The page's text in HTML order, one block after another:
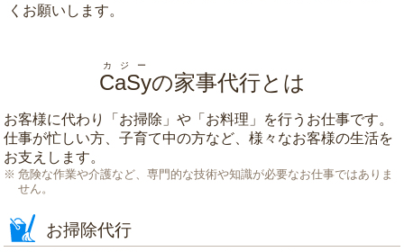
くお願いします。
CaSy
カジー
の家事代行とは
お客様に代わり「 お掃除 」や「 お料理 」を行うお仕事です。
仕事が忙しい方、子育て中の方など、様々なお客様の生活を
お支えします。
危険な作業や介護など、専門的な技術や知識が必要なお仕事ではありま
せん。
お掃除代行